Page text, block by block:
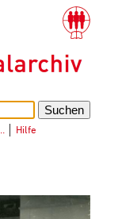
Hilfe